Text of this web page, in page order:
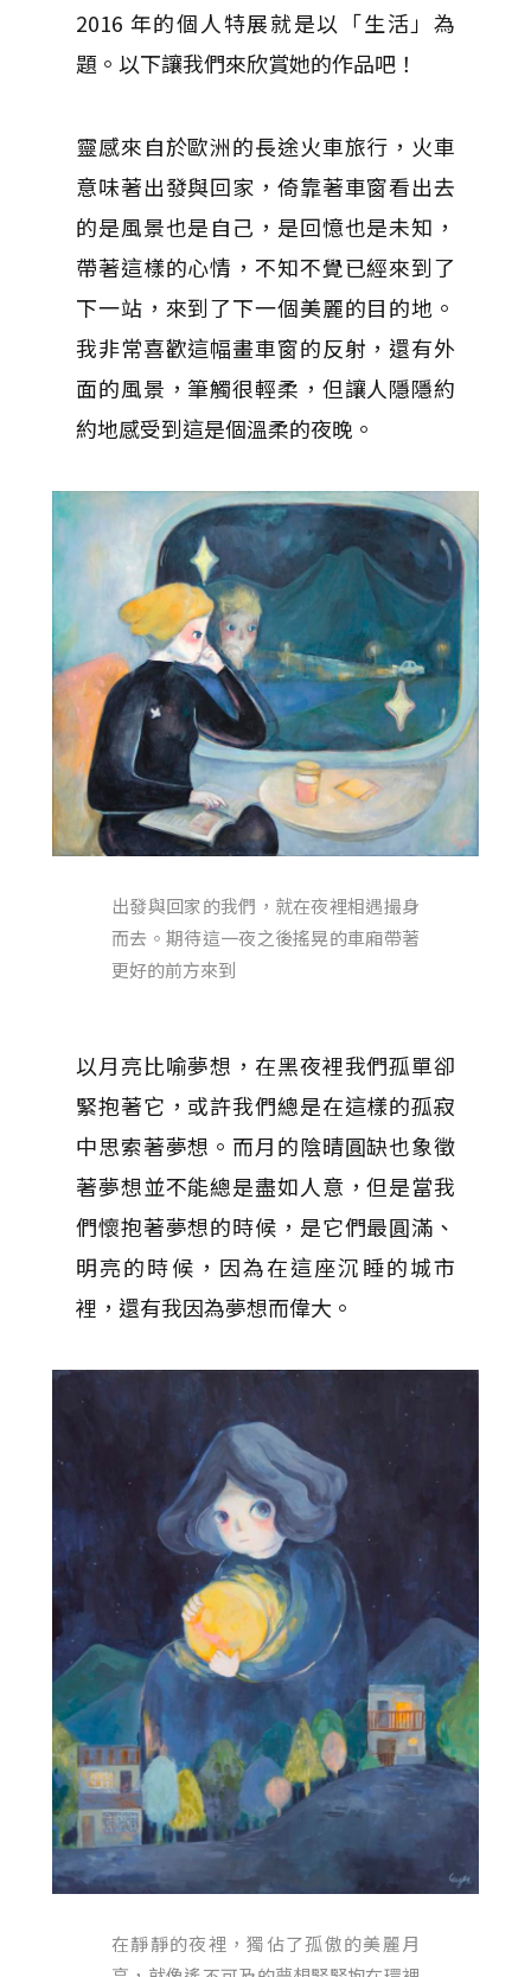
2016 年的個人特展就是以「生活」為
題。以下讓我們來欣賞她的作品吧！
靈感來自於歐洲的長途火車旅行，火車
意味著出發與回家，倚靠著車窗看出去
的是風景也是自己，是回憶也是未知，
帶著這樣的心情，不知不覺已經來到了
下一站，來到了下一個美麗的目的地。
我非常喜歡這幅畫車窗的反射，還有外
面的風景，筆觸很輕柔，但讓人隱隱約
約地感受到這是個溫柔的夜晚。
出發與回家的我們，就在夜裡相遇撮身
而去。期待這一夜之後搖晃的車廂帶著
更好的前方來到
以月亮比喻夢想，在黑夜裡我們孤單卻
緊抱著它，或許我們總是在這樣的孤寂
中思索著夢想。而月的陰晴圓缺也象徵
著夢想並不能總是盡如人意，但是當我
們懷抱著夢想的時候，是它們最圓滿、
明亮的時候，因為在這座沉睡的城市
裡，還有我因為夢想而偉大。
在靜靜的夜裡，獨佔了孤傲的美麗月